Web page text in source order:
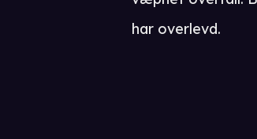
har overlevd.